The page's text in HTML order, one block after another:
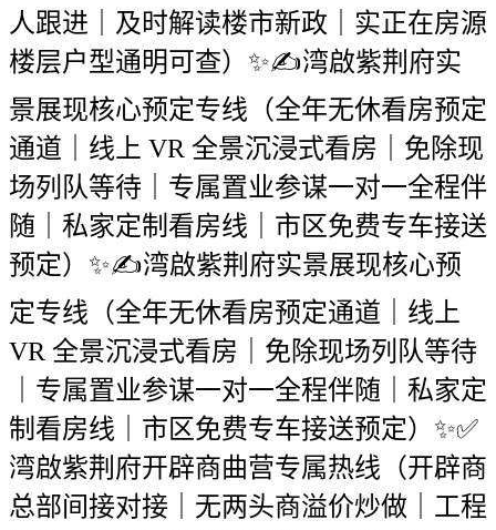
人跟进｜及时解读楼市新政｜实正在房源
楼层户型通明可查）✨✍湾啟紫荆府实
景展现核心预定专线（全年无休看房预定
通道｜线上 VR 全景沉浸式看房｜免除现
场列队等待｜专属置业参谋一对一全程伴
随｜私家定制看房线｜市区免费专车接送
预定）✨✍湾啟紫荆府实景展现核心预
定专线（全年无休看房预定通道｜线上
VR 全景沉浸式看房｜免除现场列队等待
｜专属置业参谋一对一全程伴随｜私家定
制看房线｜市区免费专车接送预定）✨✅
湾啟紫荆府开辟商曲营专属热线（开辟商
总部间接对接｜无两头商溢价炒做｜工程